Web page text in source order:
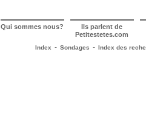
Qui sommes nous? Ils parlent de
Petitestetes.com
Index - Sondages - Index des